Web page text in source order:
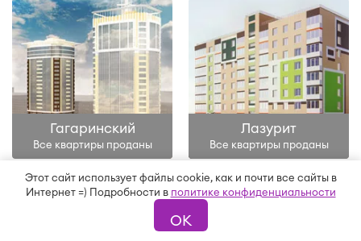
Этот сайт использует файлы cookie, как и почти все сайты в
Интернет =) Подробности в политике конфиденциальности
ОК
Гагаринский
Все квартиры проданы
Лазурит
Все квартиры проданы